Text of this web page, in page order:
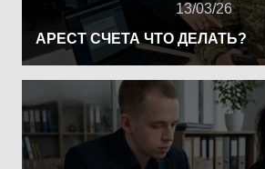
13/03/26
АРЕСТ СЧЕТА ЧТО ДЕЛАТЬ?